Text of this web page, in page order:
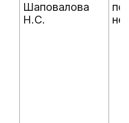
Шаповалова
Н.С.
по